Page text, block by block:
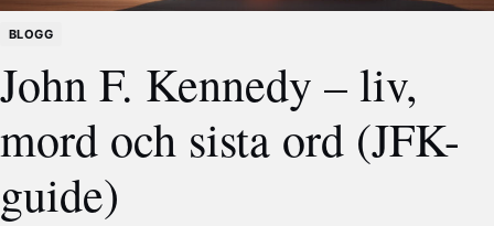
BLOGG
John F. Kennedy – liv,
mord och sista ord (JFK-
guide)